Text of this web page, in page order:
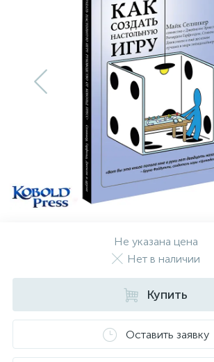
Не указана цена
Нет в наличии
Купить
Оставить заявку